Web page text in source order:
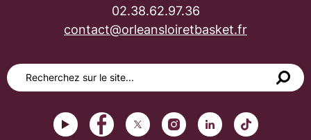
02.38.62.97.36
contact@orleansloiretbasket.fr